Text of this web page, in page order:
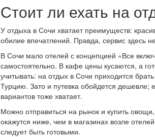
Стоит ли ехать на
У отдыха в Сочи хватает преимуществ:
обилие впечатлений. Правда, сервис здесь
В Сочи мало отелей с концепцией «Все
самостоятельно. В кафе цены кусаются, а
учитывать: на отдых в Сочи приходится
Турцию. Зато и путевка обойдется дешевле;
вариантов тоже хватает.
Можно отправиться на рынок и купить
окажутся ниже, чем в магазинах возле
следует быть готовыми.